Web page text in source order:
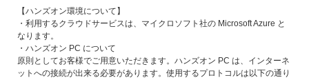
【ハンズオン環境について】
・利用するクラウドサービスは、マイクロソフト社の Microsoft Azure と
なります。
・ハンズオン PC について
原則としてお客様でご用意いただきます。ハンズオン PC は、インターネ
ットへの接続が出来る必要があります。使用するプロトコルは以下の通り